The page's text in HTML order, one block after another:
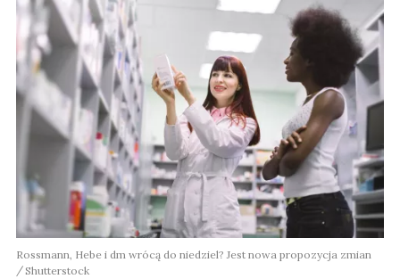
Rossmann, Hebe i dm wrócą do niedziel? Jest nowa propozycja zmian
Shutterstock